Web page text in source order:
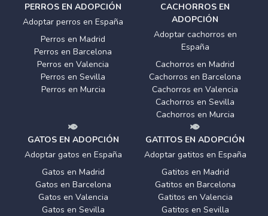
PERROS EN ADOPCIÓN
Adoptar perros en España
Perros en Madrid
Perros en Barcelona
Perros en Valencia
Perros en Sevilla
Perros en Murcia
CACHORROS EN
ADOPCIÓN
Adoptar cachorros en
España
Cachorros en Madrid
Cachorros en Barcelona
Cachorros en Valencia
Cachorros en Sevilla
Cachorros en Murcia
GATOS EN ADOPCIÓN
Adoptar gatos en España
Gatos en Madrid
Gatos en Barcelona
Gatos en Valencia
Gatos en Sevilla
GATITOS EN ADOPCIÓN
Adoptar gatitos en España
Gatitos en Madrid
Gatitos en Barcelona
Gatitos en Valencia
Gatitos en Sevilla